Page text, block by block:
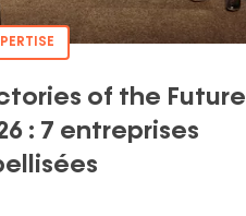
of the Future
: 7 entreprises